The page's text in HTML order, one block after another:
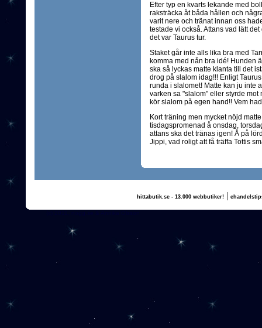
Efter typ en kvarts lekande med
raksträcka åt båda hållen och
varit nere och tränat innan oss
testade vi också. Attans vad lätt
det var Taurus tur.
Staket går inte alls lika bra med
komma med nån bra idé! Hunden
ska så lyckas matte klanta till det
drog på slalom idag!!! Enligt
runda i slalomet! Matte kan ju inte
varken sa "slalom" eller styrde mot
kör slalom på egen hand!! Vem
Kort träning men mycket nöjd
tisdagspromenad å onsdag,
attans ska det tränas igen! Å på
Jippi, vad roligt att få träffa Tottis
hittabutik.se - 13.000 webbutiker!|